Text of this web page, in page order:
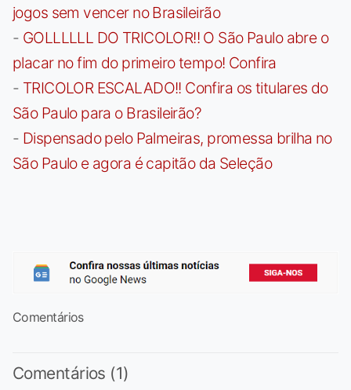
jogos sem vencer no Brasileirão
- GOLLLLLL DO TRICOLOR!! O São Paulo abre o
placar no fim do primeiro tempo! Confira
- TRICOLOR ESCALADO!! Confira os titulares do
São Paulo para o Brasileirão?
- Dispensado pelo Palmeiras, promessa brilha no
São Paulo e agora é capitão da Seleção
Comentários
Comentários (1)